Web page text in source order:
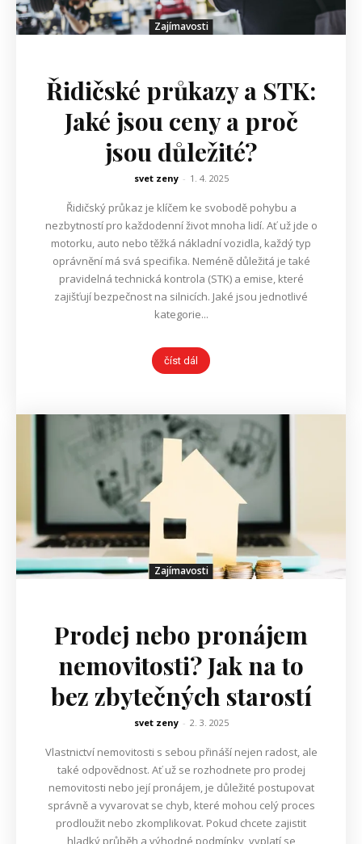
Zajímavosti
Řidičské průkazy a STK:
Jaké jsou ceny a proč
jsou důležité?
svet zeny - 1. 4. 2025
Řidičský průkaz je klíčem ke svobodě pohybu a
nezbytností pro každodenní život mnoha lidí. Ať už jde o
motorku, auto nebo těžká nákladní vozidla, každý typ
oprávnění má svá specifika. Neméně důležitá je také
pravidelná technická kontrola (STK) a emise, které
zajišťují bezpečnost na silnicích. Jaké jsou jednotlivé
kategorie...
číst dál
Zajímavosti
Prodej nebo pronájem
nemovitosti? Jak na to
bez zbytečných starostí
svet zeny - 2. 3. 2025
Vlastnictví nemovitosti s sebou přináší nejen radost, ale
také odpovědnost. Ať už se rozhodnete pro prodej
nemovitosti nebo její pronájem, je důležité postupovat
správně a vyvarovat se chyb, které mohou celý proces
prodloužit nebo zkomplikovat. Pokud chcete zajistit
hladký průběh a výhodné podmínky, vyplatí se